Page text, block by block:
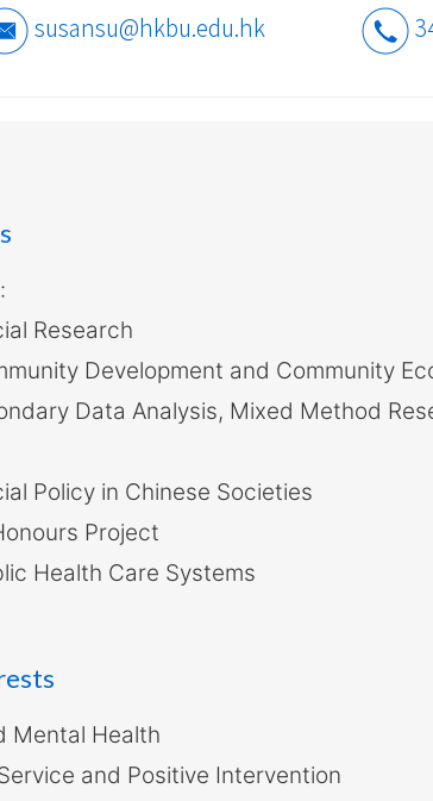
susansu@hkbu.edu.hk
Research
Development and Community
Data Analysis, Mixed Method
Policy in Chinese Societies
Project
Health Care Systems
Mental Health
and Positive Intervention